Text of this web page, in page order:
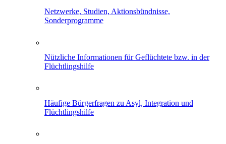
Netzwerke, Studien, Aktionsbündnisse,
Sonderprogramme
Nützliche Informationen für Geflüchtete bzw. in der
Flüchtlingshilfe
Häufige Bürgerfragen zu Asyl, Integration und
Flüchtlingshilfe